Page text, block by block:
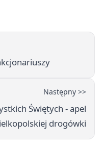
Następny >>
Świętych - apel
drogówki